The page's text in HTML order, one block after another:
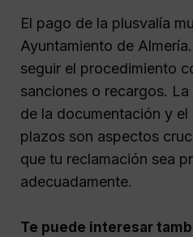
El pago de la plusvalía
Ayuntamiento de
seguir el procedimiento
sanciones o recargos.
de la documentación y
plazos son aspectos
que tu reclamación sea
adecuadamente.
Te puede interesar